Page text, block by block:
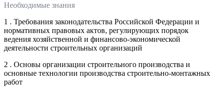
Необходимые знания
1 . Требования законодательства Российской Федерации и
нормативных правовых актов, регулирующих порядок
ведения хозяйственной и финансово-экономической
деятельности строительных организаций
2 . Основы организации строительного производства и
основные технологии производства строительно-монтажных
работ